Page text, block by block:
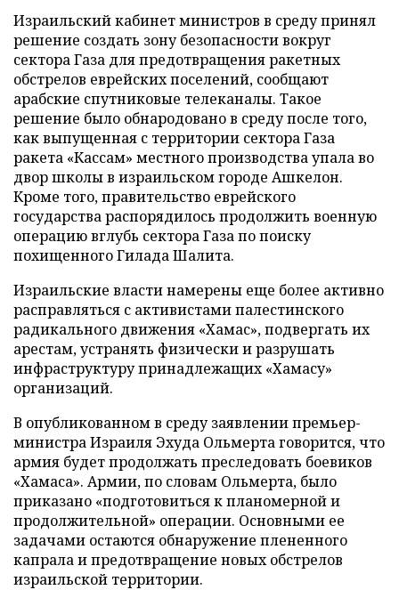
Израильский кабинет министров в среду принял
решение создать зону безопасности вокруг
сектора Газа для предотвращения ракетных
обстрелов еврейских поселений, сообщают
арабские спутниковые телеканалы. Такое
решение было обнародовано в среду после того,
как выпущенная с территории сектора Газа
ракета «Кассам» местного производства упала во
двор школы в израильском городе Ашкелон.
Кроме того, правительство еврейского
государства распорядилось продолжить военную
операцию вглубь сектора Газа по поиску
похищенного Гилада Шалита.
Израильские власти намерены еще более активно
расправляться с активистами палестинского
радикального движения «Хамас», подвергать их
арестам, устранять физически и разрушать
инфраструктуру принадлежащих «Хамасу»
организаций.
В опубликованном в среду заявлении премьер-
министра Израиля Эхуда Ольмерта говорится, что
армия будет продолжать преследовать боевиков
«Хамаса». Армии, по словам Ольмерта, было
приказано «подготовиться к планомерной и
продолжительной» операции. Основными ее
задачами остаются обнаружение плененного
капрала и предотвращение новых обстрелов
израильской территории.